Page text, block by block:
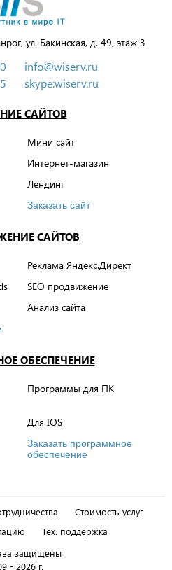
ул. Бакинская, д. 49, этаж 3
info@wiserv.ru
skype:wiserv.ru
САЙТОВ
Мини сайт
Интернет-магазин
Лендинг
Заказать сайт
САЙТОВ
Реклама Яндекс.Директ
SEO продвижение
Анализ сайта
ОБЕСПЕЧЕНИЕ
Программы для ПК
Для IOS
Заказать программное
обеспечение
Стоимость услуг
Тех. поддержка
защищены
- 2026 г.